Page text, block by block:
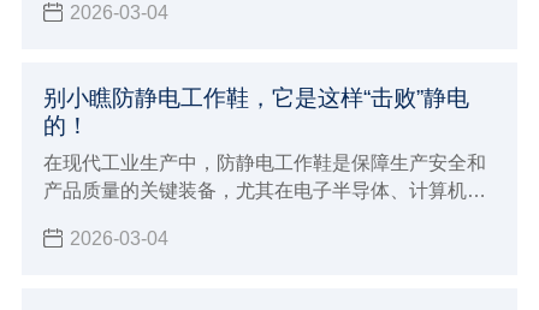
2026-03-04
别小瞧防静电工作鞋，它是这样“击败”静电
的！
在现代工业生产中，防静电工作鞋是保障生产安全和
产品质量的关键装备，尤其在电子半导体、计算机、
2026-03-04